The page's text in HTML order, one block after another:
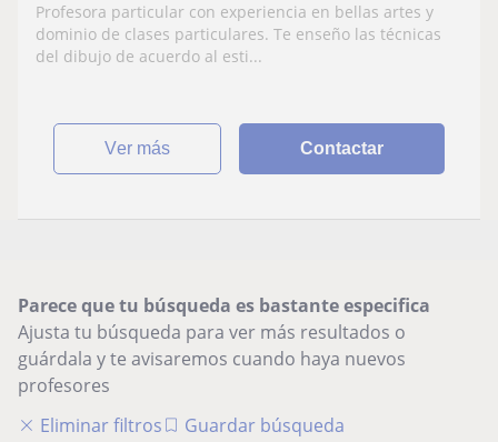
Profesora particular con experiencia en bellas artes y
dominio de clases particulares. Te enseño las técnicas
del dibujo de acuerdo al esti...
ver más Contactar
Parece que tu búsqueda es bastante especifica
Ajusta tu búsqueda para ver más resultados o
guárdala y te avisaremos cuando haya nuevos
profesores
Eliminar filtros
Guardar búsqueda